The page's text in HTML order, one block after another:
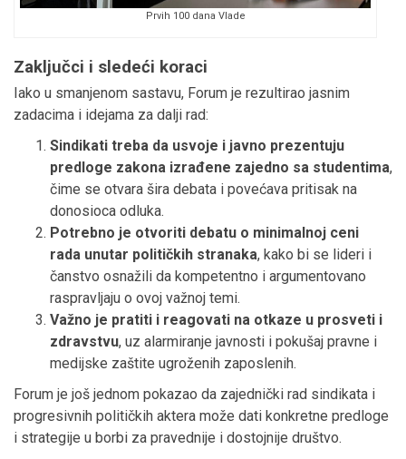
Prvih 100 dana Vlade
Zaključci i sledeći koraci
Iako u smanjenom sastavu, Forum je rezultirao jasnim
zadacima i idejama za dalji rad:
Sindikati treba da usvoje i javno prezentuju
predloge zakona izrađene zajedno sa studentima,
čime se otvara šira debata i povećava pritisak na
donosioca odluka.
Potrebno je otvoriti debatu o minimalnoj ceni
rada unutar političkih stranaka, kako bi se lideri i
čanstvo osnažili da kompetentno i argumentovano
raspravljaju o ovoj važnoj temi.
Važno je pratiti i reagovati na otkaze u prosveti i
zdravstvu, uz alarmiranje javnosti i pokušaj pravne i
medijske zaštite ugroženih zaposlenih.
Forum je još jednom pokazao da zajednički rad sindikata i
progresivnih političkih aktera može dati konkretne predloge
i strategije u borbi za pravednije i dostojnije društvo.